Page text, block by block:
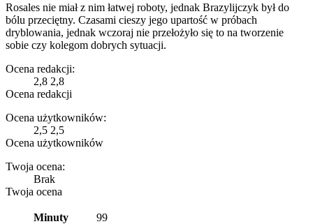
Rosales nie miał z nim łatwej roboty, jednak Brazylijczyk był do
bólu przeciętny. Czasami cieszy jego upartość w próbach
dryblowania, jednak wczoraj nie przełożyło się to na tworzenie
sobie czy kolegom dobrych sytuacji.
Ocena redakcji:
2,8 2,8
Ocena redakcji
Ocena użytkowników:
2,5 2,5
Ocena użytkowników
Twoja ocena:
Brak
Twoja ocena
Minuty
99